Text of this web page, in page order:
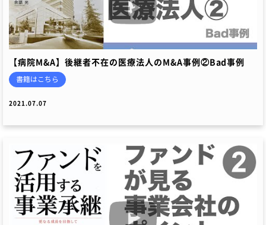
【病院M&A】後継者不在の医療法人のM&A事例②Bad事例
書籍はこちら
2021.07.07